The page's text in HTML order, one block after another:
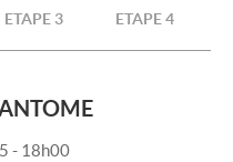
ETAPE 3 ETAPE 4
- 18h00